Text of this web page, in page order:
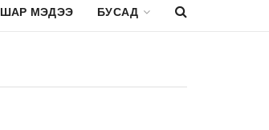
ШАР МЭДЭЭ БУСАД